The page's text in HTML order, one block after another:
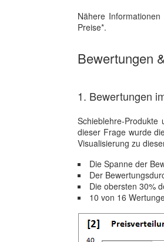
Nähere
Preise*.
Bewertungen
1. Bewertungen
Schieblehre-
dieser Frage wurde
Visualisierung zu
Die Spanne der
Der
Die obersten 30%
10 von 16